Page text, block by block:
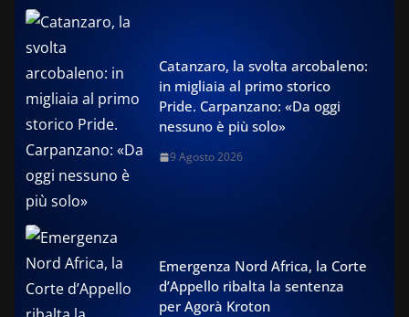
Catanzaro, la svolta arcobaleno:
in migliaia al primo storico
Pride. Carpanzano: «Da oggi
nessuno è più solo»
9 Agosto 2026
Emergenza Nord Africa, la Corte
d’Appello ribalta la sentenza
per Agorà Kroton